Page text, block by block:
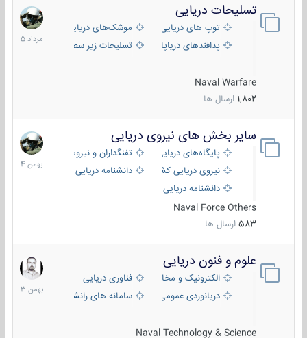
تسلیحات دریایی
توپ های دریایی
موشک‌های دریایی
پدافندهای دریاپایه
تسلیحات زیر سطحی
Naval Warfare
1,802 ارسال ها
2
مرداد
1405
سایر بخش های نیروی دریایی
پایگاه‌های دریایی
تفنگداران و نیروهای ویژه‌ی دریایی
نیروی دریایی کشورهای مختلفدانشنامه دریایی
دانشنامه دریایی کپی
Naval Force Others
583 ارسال ها
22
بهمن
1404
علوم و فنون دریایی
الکترونیک و مخابرات دریاییفناوری دریایی
دریانوردی عمومی
سامانه های رانشی دریایی
Naval Technology & Science
6
بهمن
1403